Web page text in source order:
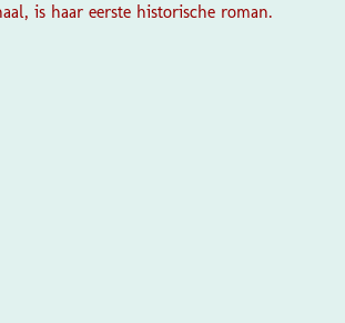
is haar eerste historische roman.